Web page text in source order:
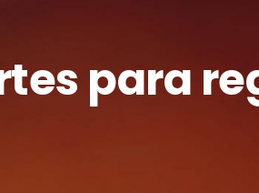
para